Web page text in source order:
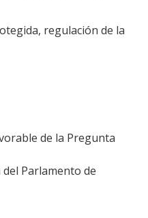
regulación de la
de la Pregunta
del Parlamento de